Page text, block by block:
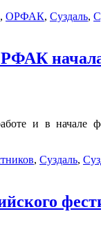
, ОРФАК, Суздаль,
и в начале
, Суздаль,